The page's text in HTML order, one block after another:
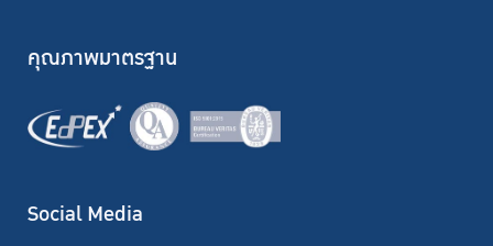
คุณภาพมาตรฐาน
Social Media